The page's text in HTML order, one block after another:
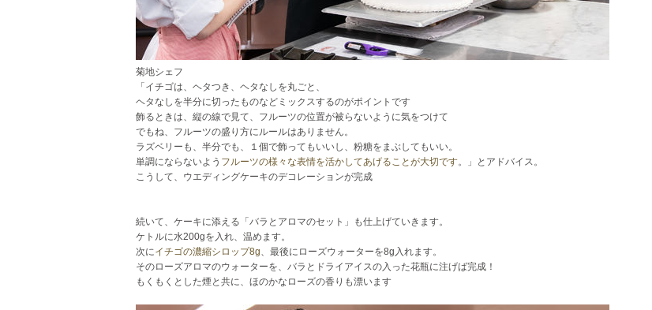
菊地シェフ
「イチゴは、ヘタつき、ヘタなしを丸ごと、
ヘタなしを半分に切ったものなどミックスするのがポイントです
飾るときは、縦の線で見て、フルーツの位置が被らないように気をつけて
でもね、フルーツの盛り方にルールはありません。
ラズベリーも、半分でも、１個で飾ってもいいし、粉糖をまぶしてもいい。
単調にならないよう フルーツの様々な表情を活かしてあげることが大切です。」とアドバイス。
こうして、ウエディングケーキのデコレーションが完成
続いて、ケーキに添える「バラとアロマのセット」も仕上げていきます。
ケトルに水200gを入れ、温めます。
次にイチゴの濃縮シロップ8g 、最後にローズウォーターを8g入れます。
そのローズアロマのウォーターを、バラとドライアイスの入った花瓶に注げば完成！
もくもくとした煙と共に、ほのかなローズの香りも漂います